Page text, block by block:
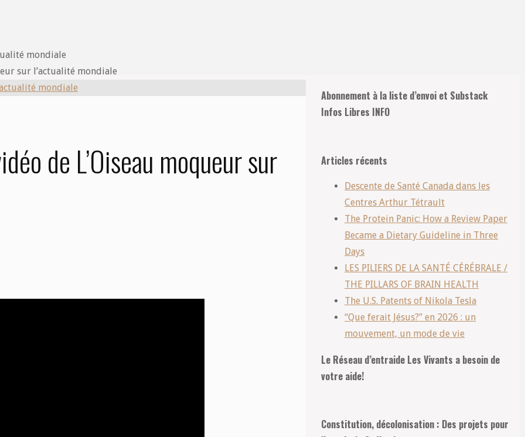
sur l’actualité mondiale
de L’Oiseau moqueur sur
Abonnement à la liste d’envoi et Substack
Infos Libres INFO
Articles récents
Descente de Santé Canada dans les
Centres Arthur Tétrault
The Protein Panic: How a Review Paper
Became a Dietary Guideline in Three
Days
LES PILIERS DE LA SANTÉ CÉRÉBRALE /
THE PILLARS OF BRAIN HEALTH
The U.S. Patents of Nikola Tesla
“Que ferait Jésus?” en 2026 : un
mouvement, un mode de vie
Le Réseau d’entraide Les Vivants a besoin de
votre aide!
Constitution, décolonisation : Des projets pour
en
haut